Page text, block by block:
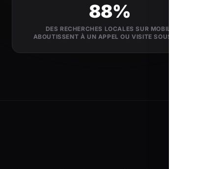
88%
DES RECHERCHES LOCALES SUR MOBILE
ABOUTISSENT À UN APPEL OU VISITE SOUS 24H